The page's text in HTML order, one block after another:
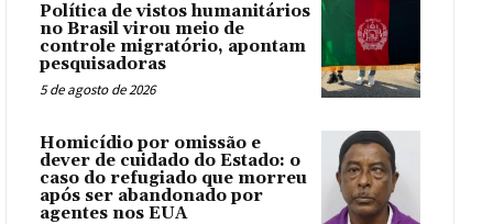
Política de vistos humanitários
no Brasil virou meio de
controle migratório, apontam
pesquisadoras
5 de agosto de 2026
Homicídio por omissão e
dever de cuidado do Estado: o
caso do refugiado que morreu
após ser abandonado por
agentes nos EUA